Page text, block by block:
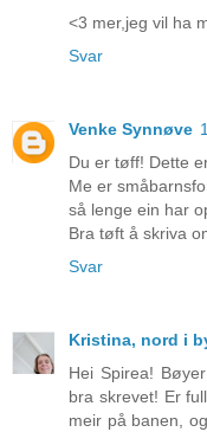
<3 mer,jeg vil ha
Svar
Venke Synnøve
Du er tøff! Dette
Me er
så lenge ein har
Bra tøft å skriva
Svar
Kristina, nord i
Hei Spirea!
bra skrevet! Er
meir på banen,